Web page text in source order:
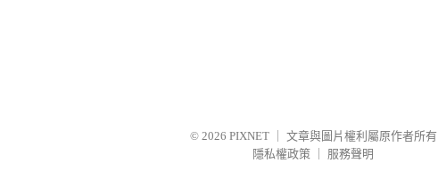
© 2026 PIXNET
文章與圖片權利屬原作者所有
隱私權政策
服務聲明